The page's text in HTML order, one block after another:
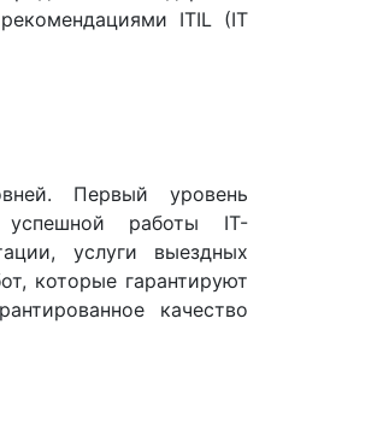
ITIL (IT
Первый уровень
успешной работы IT-
услуги выездных
которые гарантируют
качество